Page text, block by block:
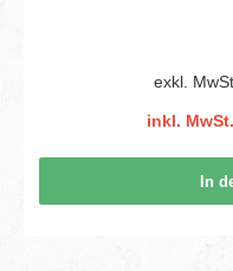
exkl.
inkl.
In